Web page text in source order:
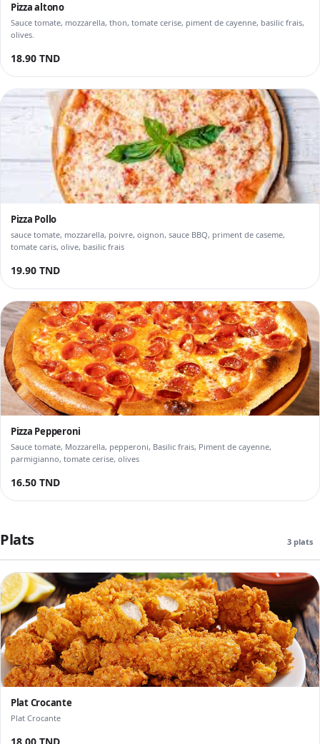
Pizza altono
Sauce tomate, mozzarella, thon, tomate cerise, piment de cayenne, basilic frais,
olives.
18.90 TND
Pizza Pollo
sauce tomate, mozzarella, poivre, oignon, sauce BBQ, priment de caseme,
tomate caris, olive, basilic frais
19.90 TND
Pizza Pepperoni
Sauce tomate, Mozzarella, pepperoni, Basilic frais, Piment de cayenne,
parmigianno, tomate cerise, olives
16.50 TND
Plats 3 plats
Plat Crocante
Plat Crocante